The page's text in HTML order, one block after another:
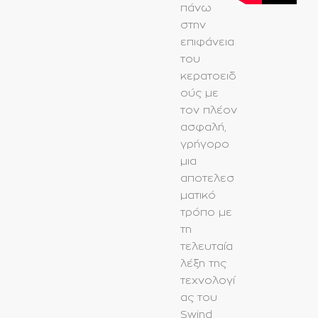
πάνω
στην
επιφάνεια
του
κερατοειδ
ούς με
τον πλέον
ασφαλή,
γρήγορο
μια
αποτελεσ
ματικό
τρόπο με
τη
τελευταία
λέξη της
τεχνολογί
ας του
Swind